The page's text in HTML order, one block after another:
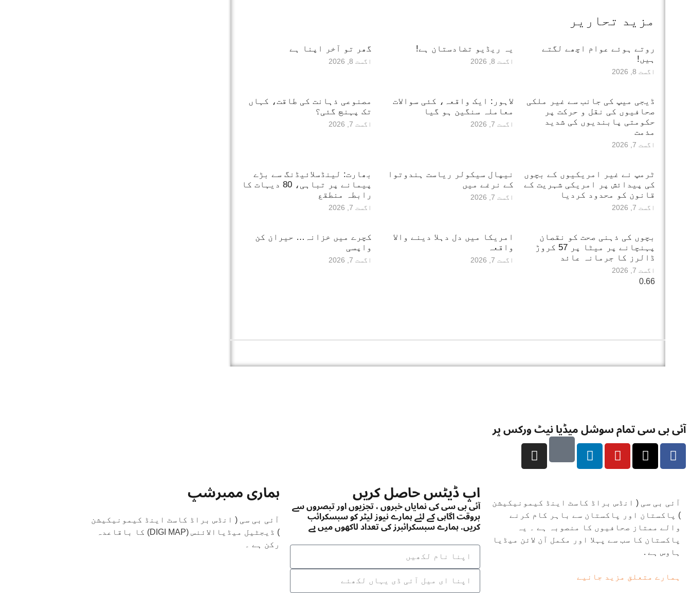
مزید تحاریر
روتے ہوئے عوام اچھے لگتے
ہیں!
اگست 8, 2026
یہ ریڈیو تضادستان ہے!
اگست 8, 2026
گھر تو آخر اپنا ہے
اگست 8, 2026
ڈیجی میپ کی جانب سے غیر ملکی
صحافیوں کی نقل و حرکت پر
حکومتی پابندیوں کی شدید
مذمت
اگست 7, 2026
لاہور: ایک واقعہ، کئی سوالات
معاملہ سنگین ہو گیا
اگست 7, 2026
مصنوعی ذہانت کی طاقت، کہاں
تک پہنچ گئی؟
اگست 7, 2026
ٹرمپ نے غیر امریکیوں کے بچوں
کی پیدائش پر امریکی شہریت کے
قانون کو محدود کردیا
اگست 7, 2026
نیپال سیکولر ریاست ہندوتوا
کے نرغے میں
اگست 7, 2026
بھارت: لینڈسلائیڈنگ سے بڑے
پیمانے پر تباہی، 80 دیہات کا
رابطہ منطقع
اگست 7, 2026
بچوں کی ذہنی صحت کو نقصان
پہنچانے پر میٹا پر 57 کروڑ
ڈالرز کا جرمانہ عائد
اگست 7, 2026
امریکا میں دل دہلا دینے والا
واقعہ
اگست 7, 2026
کچرے میں خزانہ… حیران کن
واپسی
اگست 7, 2026
آئی بی سی تمام سوشل میڈیا نیٹ ورکس پر
آئی بی سی ( انڈس براڈ کاسٹ اینڈ کیمونیکیشن
) پاکستان اور پاکستان سے باہر کام کرنے
والے ممتاز صحافیوں کا منصوبہ ہے ۔ یہ
پاکستان کا سب سے پہلا اور مکمل آن لائن میڈیا
ہاوس ہے .
ہمارے متعلق مزید جانیے
اپ ڈیٹس حاصل کریں
آئی بی سی کی نمایاں خبروں ، تجزیوں اور تبصروں سے
بروقت اگاہی کے لئے ہمارے نیوز لیٹر کو سبسکرائب
کریں. ہمارے سبسکرائبرز کی تعداد لاکھوں میں ہے
ہماری ممبرشپ
آئی بی سی ( انڈس براڈ کاسٹ اینڈ کیمونیکیشن
) ڈیجٹیل میڈیاالائنس (DIGI MAP) کا باقاعدہ
رکن ہے ۔